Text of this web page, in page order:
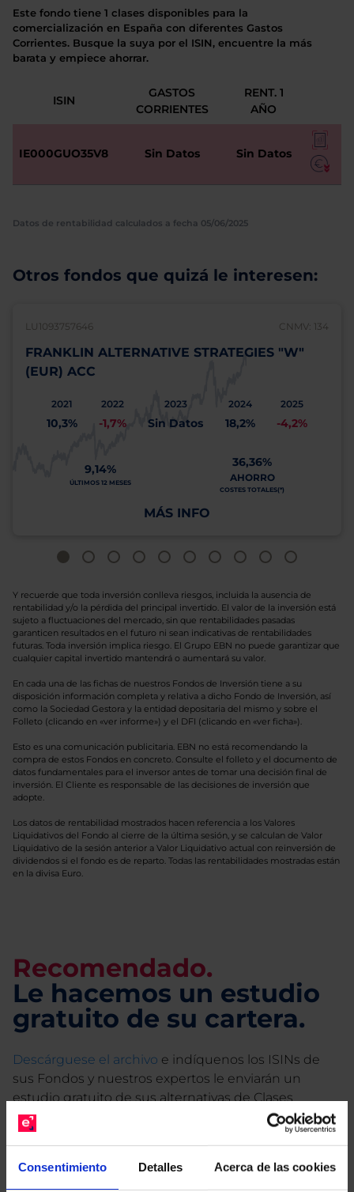
Consentimiento Detalles Acerca de las cookies
Este fondo tiene 1 clases disponibles para la
comercialización en España con diferentes Gastos
Corrientes. Busque la suya por el ISIN, encuentre la más
barata y empiece ahorrar.
ISIN
GASTOS
CORRIENTES
RENT. 1
AÑO
IE000GUO35V8 Sin Datos Sin Datos
Datos de rentabilidad calculados a fecha 05/06/2025
Otros fondos que quizá le interesen:
LU1093757646 CNMV: 134
FRANKLIN ALTERNATIVE STRATEGIES "W"
(EUR) ACC
2021
10,3%
2022
-1,7%
2023
Sin Datos
2024
18,2%
2025
-4,2%
9,14%
ÚLTIMOS 12 MESES
36,36%
AHORRO
COSTES TOTALES(*)
MÁS INFO
Y recuerde que toda inversión conlleva riesgos, incluida la ausencia de
rentabilidad y/o la pérdida del principal invertido. El valor de la inversión está
sujeto a fluctuaciones del mercado, sin que rentabilidades pasadas
garanticen resultados en el futuro ni sean indicativas de rentabilidades
futuras. Toda inversión implica riesgo. El Grupo EBN no puede garantizar que
cualquier capital invertido mantendrá o aumentará su valor.
En cada una de las fichas de nuestros Fondos de Inversión tiene a su
disposición información completa y relativa a dicho Fondo de Inversión, así
como la Sociedad Gestora y la entidad depositaria del mismo y sobre el
Folleto (clicando en «ver informe») y el DFI (clicando en «ver ficha»).
Esto es una comunicación publicitaria. EBN no está recomendando la
compra de estos Fondos en concreto. Consulte el folleto y el documento de
datos fundamentales para el inversor antes de tomar una decisión final de
inversión. El Cliente es responsable de las decisiones de inversión que
adopte.
Los datos de rentabilidad mostrados hacen referencia a los Valores
Liquidativos del Fondo al cierre de la última sesión, y se calculan de Valor
Liquidativo de la sesión anterior a Valor Liquidativo actual con reinversión de
dividendos si el fondo es de reparto. Todas las rentabilidades mostradas están
en la divisa Euro.
Recomendado.
Le hacemos un estudio
gratuito de su cartera.
Descárguese el archivo e indíquenos los ISINs de
sus Fondos y nuestros expertos le enviarán un
estudio gratuito de sus alternativas de Clases
Limpias con las que podrá ahorrar en sus costes.